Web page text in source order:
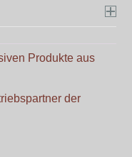
Produkte aus
der